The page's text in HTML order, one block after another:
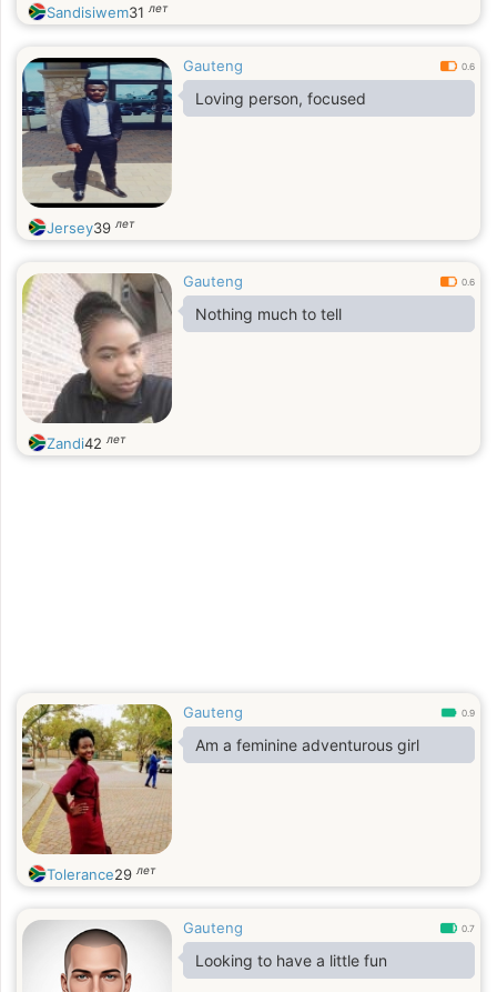
Sandisiwem31 лет
Gauteng 0.6
Loving person, focused
Jersey39 лет
Gauteng 0.6
Nothing much to tell
Zandi42 лет
Gauteng 0.9
Am a feminine adventurous girl
Tolerance29 лет
Gauteng 0.7
Looking to have a little fun